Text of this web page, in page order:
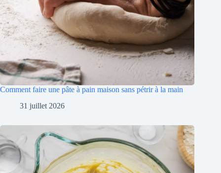
Comment faire une pâte à pain maison sans pétrir à la main
31 juillet 2026